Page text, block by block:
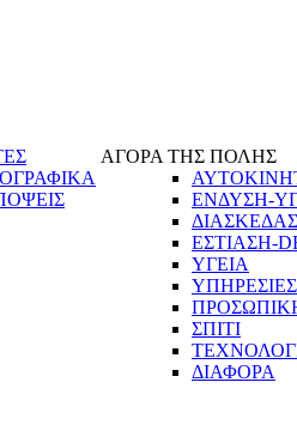
ΑΓΟΡΑ ΤΗΣ ΠΟΛΗΣ
ΕΝΔΥΣΗ-
ΕΣΤΙΑΣΗ-
ΥΓΕΙΑ
ΥΠΗΡΕΣΙΕΣ
ΣΠΙΤΙ
ΔΙΑΦΟΡΑ